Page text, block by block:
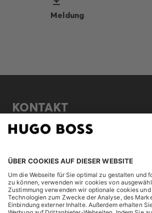
Meldung
KONTAKT
ENTDECKEN